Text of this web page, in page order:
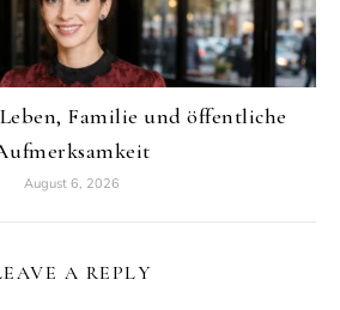
Familie und öffentliche
August 6, 2026
A REPLY